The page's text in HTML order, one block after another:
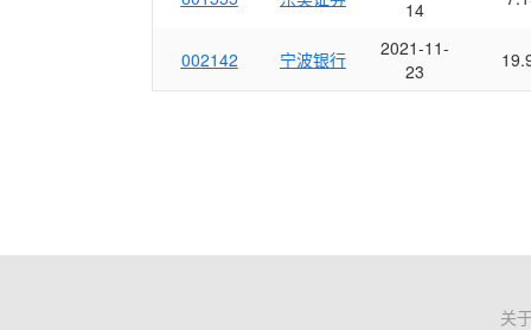
14
002142 宁波银行
2021-11-
23
关